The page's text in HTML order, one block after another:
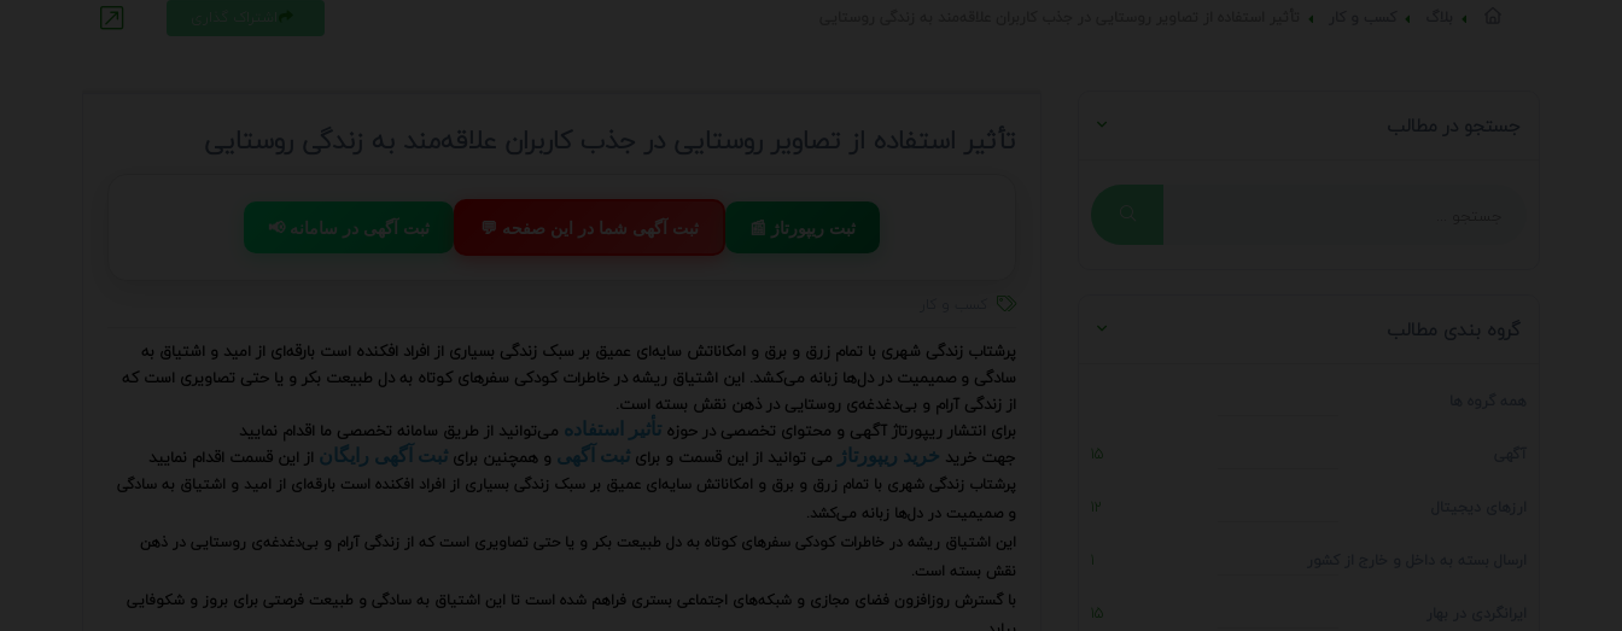
تأثیر استفاده از تصاویر روستایی در جذب کاربران علاقه‌مند به زندگی روستایی
📢 ثبت آگهی در سامانه 💬 ثبت آگهی شما در این صفحه 📰 ثبت ریپورتاژ
پرشتاب زندگی شهری با تمام زرق و برق و امکاناتش سایه‌ای عمیق بر سبک زندگی بسیاری از افراد افکنده است بارقه‌ای از امید و اشتیاق به
سادگی و صمیمیت در دل‌ها زبانه می‌کشد. این اشتیاق ریشه در خاطرات کودکی سفرهای کوتاه به دل طبیعت بکر و یا حتی تصاویری است که
از زندگی آرام و بی‌دغدغه‌ی روستایی در ذهن نقش بسته است.
برای انتشار ریپورتاژ آگهی و محتوای تخصصی در حوزه تأثیر استفاده می‌توانید از طریق سامانه تخصصی ما اقدام نمایید
جهت خرید خرید ریپورتاژ می توانید از این قسمت و برای ثبت آگهی و همچنین برای ثبت آگهی رایگان از این قسمت اقدام نمایید
پرشتاب زندگی شهری با تمام زرق و برق و امکاناتش سایه‌ای عمیق بر سبک زندگی بسیاری از افراد افکنده است بارقه‌ای از امید و اشتیاق به سادگی
و صمیمیت در دل‌ها زبانه می‌کشد.
این اشتیاق ریشه در خاطرات کودکی سفرهای کوتاه به دل طبیعت بکر و یا حتی تصاویری است که از زندگی آرام و بی‌دغدغه‌ی روستایی در ذهن
نقش بسته است.
با گسترش روزافزون فضای مجازی و شبکه‌های اجتماعی بستری فراهم شده است تا این اشتیاق به سادگی و طبیعت فرصتی برای بروز و شکوفایی
جستجو در مطالب
گروه بندی مطالب
15
12
1
15